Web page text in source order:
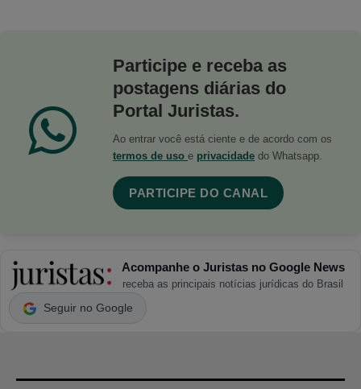
Participe e receba as
postagens diárias do
Portal Juristas.
Ao entrar você está ciente e de acordo com os
termos de uso e privacidade do Whatsapp.
PARTICIPE DO CANAL
Acompanhe o Juristas no Google News
receba as principais notícias jurídicas do Brasil
Seguir no Google